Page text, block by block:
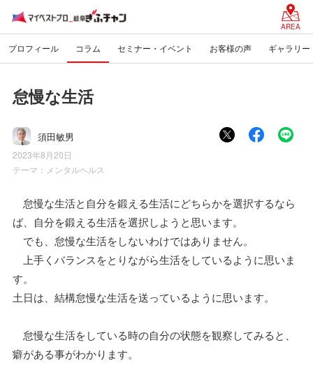
AREA
プロフィール コラム セミナー・イベント お客様の声 ギャラリー
怠慢な生活
須田敏男
2023年8月20日
テーマ： メンタルヘルス
怠慢な生活と自分を鍛える生活にどちらかを選択するなら
ば、自分を鍛える生活を選択しようと思います。
でも、怠慢な生活をしないわけではありません。
上手くバランスをとりながら生活をしているように思いま
す。
土日は、結構怠慢な生活を送っているように思います。
怠慢な生活をしている時の自分の状態を観察してみると、
癖がある事がわかります。